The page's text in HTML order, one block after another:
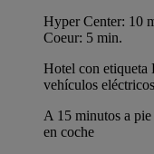
Hyper Center: 10
Coeur: 5 min.
Hotel con etiqueta
vehículos eléctricos
A 15 minutos a
en coche